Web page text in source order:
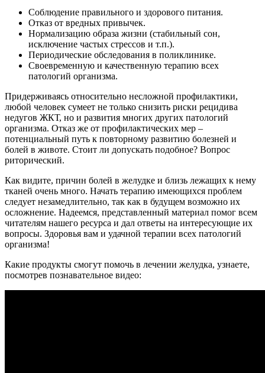
Соблюдение правильного и здорового питания.
Отказ от вредных привычек.
Нормализацию образа жизни (стабильный сон,
исключение частых стрессов и т.п.).
Периодические обследования в поликлинике.
Своевременную и качественную терапию всех
патологий организма.
Придерживаясь относительно несложной профилактики,
любой человек сумеет не только снизить риски рецидива
недугов ЖКТ, но и развития многих других патологий
организма. Отказ же от профилактических мер –
потенциальный путь к повторному развитию болезней и
болей в животе. Стоит ли допускать подобное? Вопрос
риторический.
Как видите, причин болей в желудке и близь лежащих к нему
тканей очень много. Начать терапию имеющихся проблем
следует незамедлительно, так как в будущем возможно их
осложнение. Надеемся, представленный материал помог всем
читателям нашего ресурса и дал ответы на интересующие их
вопросы. Здоровья вам и удачной терапии всех патологий
организма!
Какие продукты смогут помочь в лечении желудка, узнаете,
посмотрев познавательное видео: